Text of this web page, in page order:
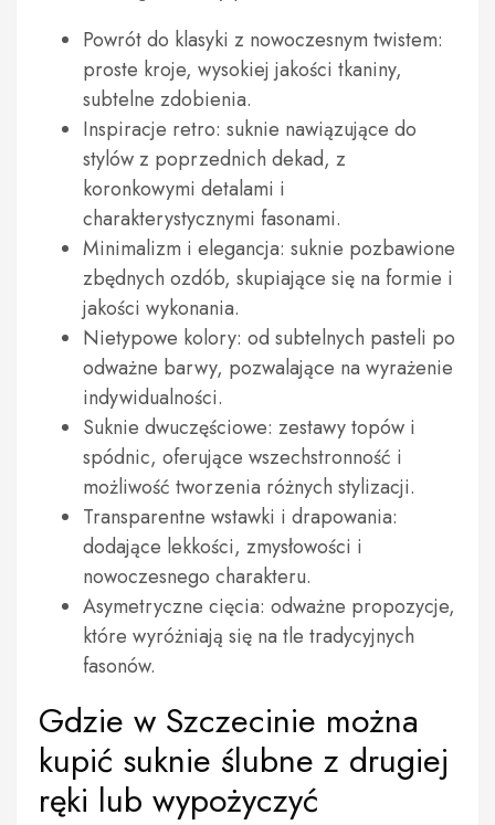
Powrót do klasyki z nowoczesnym twistem:
proste kroje, wysokiej jakości tkaniny,
subtelne zdobienia.
Inspiracje retro: suknie nawiązujące do
stylów z poprzednich dekad, z
koronkowymi detalami i
charakterystycznymi fasonami.
Minimalizm i elegancja: suknie pozbawione
zbędnych ozdób, skupiające się na formie i
jakości wykonania.
Nietypowe kolory: od subtelnych pasteli po
odważne barwy, pozwalające na wyrażenie
indywidualności.
Suknie dwuczęściowe: zestawy topów i
spódnic, oferujące wszechstronność i
możliwość tworzenia różnych stylizacji.
Transparentne wstawki i drapowania:
dodające lekkości, zmysłowości i
nowoczesnego charakteru.
Asymetryczne cięcia: odważne propozycje,
które wyróżniają się na tle tradycyjnych
fasonów.
Gdzie w Szczecinie można
kupić suknie ślubne z drugiej
ręki lub wypożyczyć